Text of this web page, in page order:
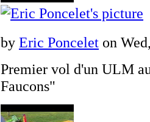
by Eric Poncelet on
Premier vol d'un ULM
Faucons"